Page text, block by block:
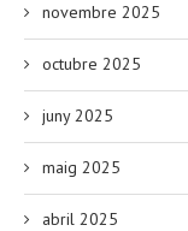
novembre 2025
octubre 2025
juny 2025
maig 2025
abril 2025